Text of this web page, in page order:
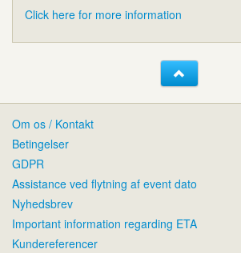
Click here for more information
Om os / Kontakt
Betingelser
GDPR
Assistance ved flytning af event dato
Nyhedsbrev
Important information regarding ETA
Kundereferencer